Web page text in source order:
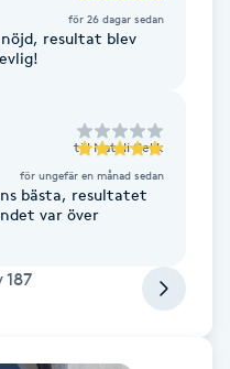
för 26 dagar sedan
resultat blev
till Natali Celik
för ungefär en månad sedan
bästa, resultatet
var över
187